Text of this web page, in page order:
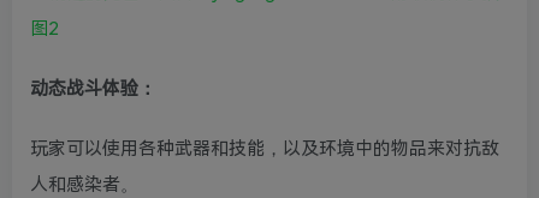
动态战斗体验：
玩家可以使用各种武器和技能，以及环境中的物品来对抗敌
人和感染者。